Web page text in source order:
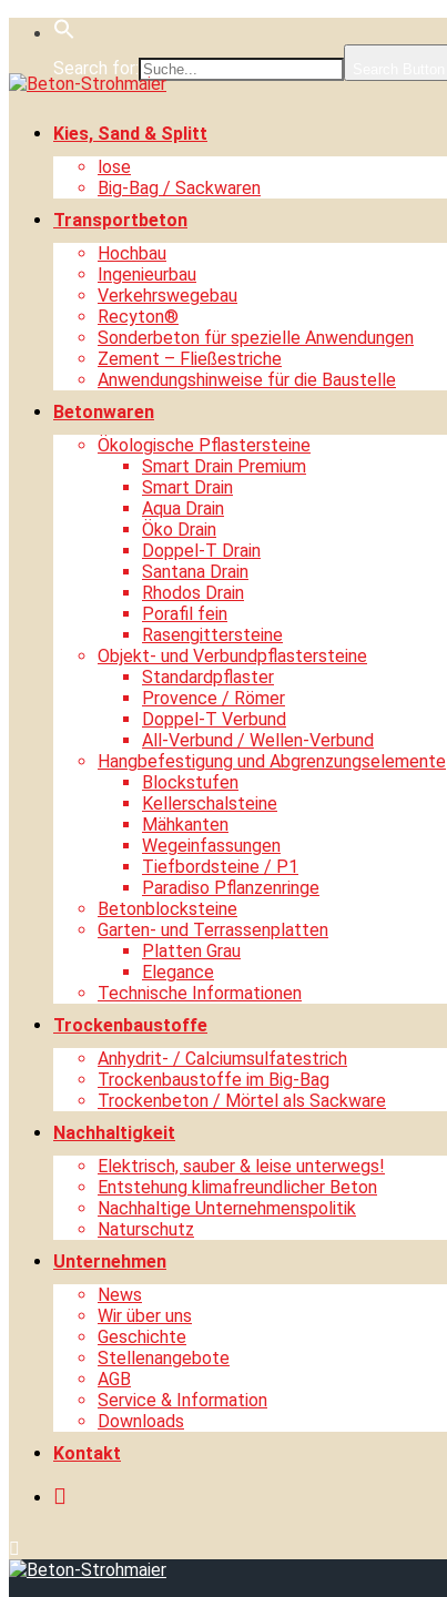
Skip
contentSearch for:
Kies, Sand & Splitt
lose
Big-Bag / Sackwaren
Transportbeton
Hochbau
Ingenieurbau
Verkehrswegebau
Recyton®
Sonderbeton für spezielle Anwendungen
Zement – Fließestriche
Anwendungshinweise für die Baustelle
Betonwaren
Ökologische Pflastersteine
Smart Drain Premium
Smart Drain
Aqua Drain
Öko Drain
Doppel-T Drain
Santana Drain
Rhodos Drain
Porafil fein
Rasengittersteine
Objekt- und Verbundpflastersteine
Standardpflaster
Provence / Römer
Doppel-T Verbund
All-Verbund / Wellen-Verbund
Hangbefestigung und Abgrenzungselemente
Blockstufen
Kellerschalsteine
Mähkanten
Wegeinfassungen
Tiefbordsteine / P1
Paradiso Pflanzenringe
Betonblocksteine
Garten- und Terrassenplatten
Platten Grau
Elegance
Technische Informationen
Trockenbaustoffe
Anhydrit- / Calciumsulfatestrich
Trockenbaustoffe im Big-Bag
Trockenbeton / Mörtel als Sackware
Nachhaltigkeit
Elektrisch, sauber & leise unterwegs!
Entstehung klimafreundlicher Beton
Nachhaltige Unternehmenspolitik
Naturschutz
Unternehmen
News
Wir über uns
Geschichte
Stellenangebote
AGB
Service & Information
Downloads
Kontakt